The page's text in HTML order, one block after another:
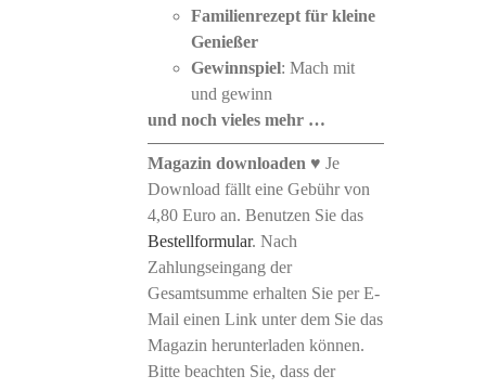
Familienrezept für kleine
Genießer
Gewinnspiel: Mach mit
und gewinn
und noch vieles mehr …
Magazin downloaden ♥ Je
Download fällt eine Gebühr von
4,80 Euro an. Benutzen Sie das
Bestellformular. Nach
Zahlungseingang der
Gesamtsumme erhalten Sie per E-
Mail einen Link unter dem Sie das
Magazin herunterladen können.
Bitte beachten Sie, dass der